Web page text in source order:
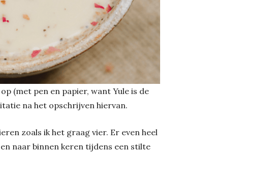
(met pen en papier, want Yule is de
na het opschrijven hiervan.
zoals ik het graag vier. Er even heel
naar binnen keren tijdens een stilte